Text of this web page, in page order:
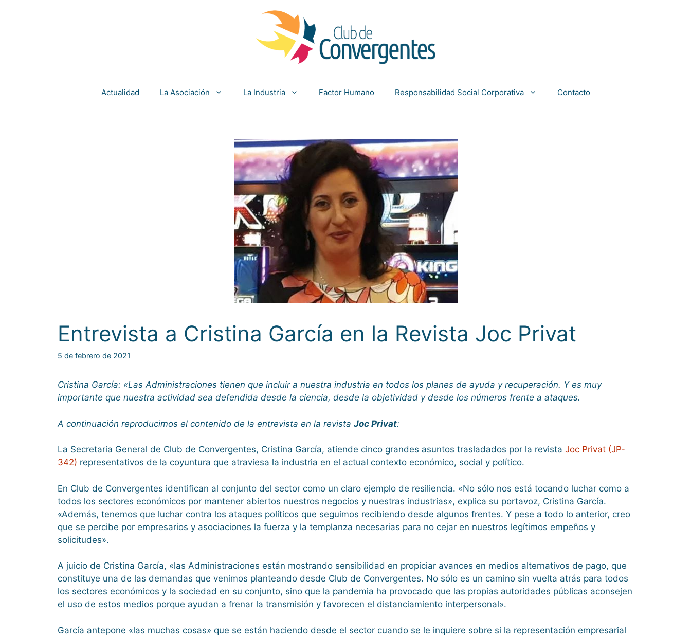
Actualidad La Asociación La Industria Factor Humano Responsabilidad Social Corporativa Contacto
Entrevista a Cristina García en la Revista Joc Privat
5 de febrero de 2021
Cristina García: «Las Administraciones tienen que incluir a nuestra industria en todos los planes de ayuda y recuperación. Y es muy
importante que nuestra actividad sea defendida desde la ciencia, desde la objetividad y desde los números frente a ataques.
A continuación reproducimos el contenido de la entrevista en la revista Joc Privat:
La Secretaria General de Club de Convergentes, Cristina García, atiende cinco grandes asuntos trasladados por la revista Joc Privat (JP-
342) representativos de la coyuntura que atraviesa la industria en el actual contexto económico, social y político.
En Club de Convergentes identifican al conjunto del sector como un claro ejemplo de resiliencia. «No sólo nos está tocando luchar como a
todos los sectores económicos por mantener abiertos nuestros negocios y nuestras industrias», explica su portavoz, Cristina García.
«Además, tenemos que luchar contra los ataques políticos que seguimos recibiendo desde algunos frentes. Y pese a todo lo anterior, creo
que se percibe por empresarios y asociaciones la fuerza y la templanza necesarias para no cejar en nuestros legítimos empeños y
solicitudes».
A juicio de Cristina García, «las Administraciones están mostrando sensibilidad en propiciar avances en medios alternativos de pago, que
constituye una de las demandas que venimos planteando desde Club de Convergentes. No sólo es un camino sin vuelta atrás para todos
los sectores económicos y la sociedad en su conjunto, sino que la pandemia ha provocado que las propias autoridades públicas aconsejen
el uso de estos medios porque ayudan a frenar la transmisión y favorecen el distanciamiento interpersonal».
García antepone «las muchas cosas» que se están haciendo desde el sector cuando se le inquiere sobre si la representación empresarial